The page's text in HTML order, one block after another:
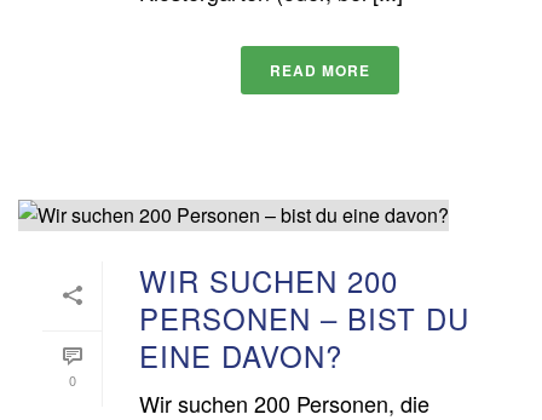
READ MORE
0
WIR SUCHEN 200
PERSONEN – BIST DU
EINE DAVON?
Wir suchen 200 Personen, die